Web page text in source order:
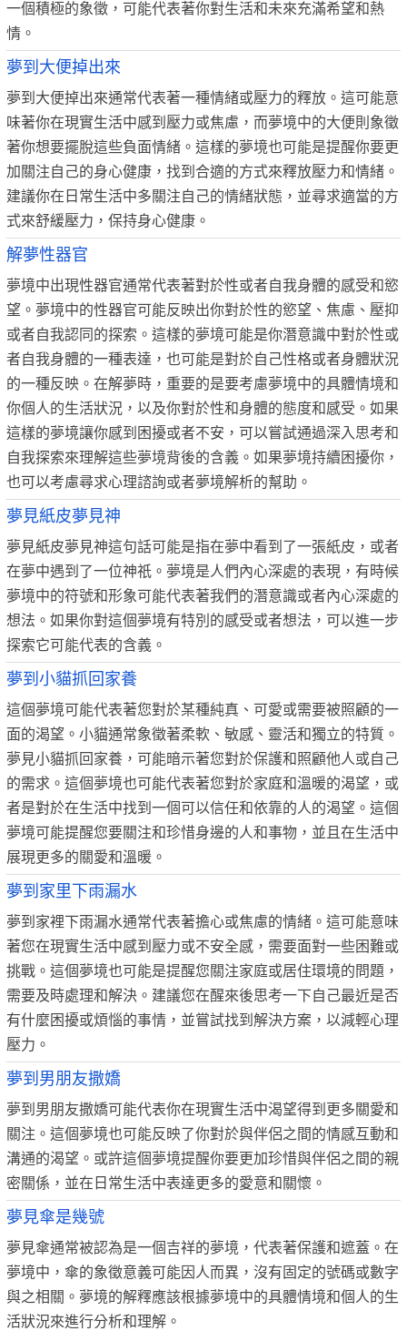
一個積極的象徵，可能代表著你對生活和未來充滿希望和熱
情。
夢到大便掉出來
夢到大便掉出來通常代表著一種情緒或壓力的釋放。這可能意
味著你在現實生活中感到壓力或焦慮，而夢境中的大便則象徵
著你想要擺脫這些負面情緒。這樣的夢境也可能是提醒你要更
加關注自己的身心健康，找到合適的方式來釋放壓力和情緒。
建議你在日常生活中多關注自己的情緒狀態，並尋求適當的方
式來舒緩壓力，保持身心健康。
解夢性器官
夢境中出現性器官通常代表著對於性或者自我身體的感受和慾
望。夢境中的性器官可能反映出你對於性的慾望、焦慮、壓抑
或者自我認同的探索。這樣的夢境可能是你潛意識中對於性或
者自我身體的一種表達，也可能是對於自己性格或者身體狀況
的一種反映。在解夢時，重要的是要考慮夢境中的具體情境和
你個人的生活狀況，以及你對於性和身體的態度和感受。如果
這樣的夢境讓你感到困擾或者不安，可以嘗試通過深入思考和
自我探索來理解這些夢境背後的含義。如果夢境持續困擾你，
也可以考慮尋求心理諮詢或者夢境解析的幫助。
夢見紙皮夢見神
夢見紙皮夢見神這句話可能是指在夢中看到了一張紙皮，或者
在夢中遇到了一位神祇。夢境是人們內心深處的表現，有時候
夢境中的符號和形象可能代表著我們的潛意識或者內心深處的
想法。如果你對這個夢境有特別的感受或者想法，可以進一步
探索它可能代表的含義。
夢到小貓抓回家養
這個夢境可能代表著您對於某種純真、可愛或需要被照顧的一
面的渴望。小貓通常象徵著柔軟、敏感、靈活和獨立的特質。
夢見小貓抓回家養，可能暗示著您對於保護和照顧他人或自己
的需求。這個夢境也可能代表著您對於家庭和溫暖的渴望，或
者是對於在生活中找到一個可以信任和依靠的人的渴望。這個
夢境可能提醒您要關注和珍惜身邊的人和事物，並且在生活中
展現更多的關愛和溫暖。
夢到家里下雨漏水
夢到家裡下雨漏水通常代表著擔心或焦慮的情緒。這可能意味
著您在現實生活中感到壓力或不安全感，需要面對一些困難或
挑戰。這個夢境也可能是提醒您關注家庭或居住環境的問題，
需要及時處理和解決。建議您在醒來後思考一下自己最近是否
有什麼困擾或煩惱的事情，並嘗試找到解決方案，以減輕心理
壓力。
夢到男朋友撒嬌
夢到男朋友撒嬌可能代表你在現實生活中渴望得到更多關愛和
關注。這個夢境也可能反映了你對於與伴侶之間的情感互動和
溝通的渴望。或許這個夢境提醒你要更加珍惜與伴侶之間的親
密關係，並在日常生活中表達更多的愛意和關懷。
夢見傘是幾號
夢見傘通常被認為是一個吉祥的夢境，代表著保護和遮蓋。在
夢境中，傘的象徵意義可能因人而異，沒有固定的號碼或數字
與之相關。夢境的解釋應該根據夢境中的具體情境和個人的生
活狀況來進行分析和理解。